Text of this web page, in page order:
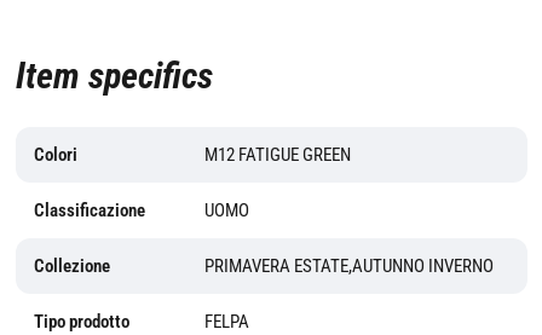
Item specifics
Colori M12 FATIGUE GREEN
Classificazione UOMO
Collezione PRIMAVERA ESTATE,AUTUNNO INVERNO
Tipo prodotto FELPA